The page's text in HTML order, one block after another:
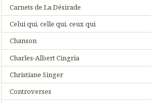
Carnets de La Désirade
Celui qui, celle qui, ceux qui
Chanson
Charles-Albert Cingria
Christiane Singer
Controverses